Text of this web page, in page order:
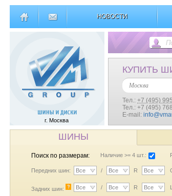
НОВОСТИ
г. Москва
КУПИТЬ
Москва
Тел.: +7 (495)
Тел.: +7 (495)
E-mail:
ШИНЫ
Поиск по размерам: Наличие >= 4 шт.:
Передних шин: Все / Все R Все
Задних шин: ? Все / Все R Все